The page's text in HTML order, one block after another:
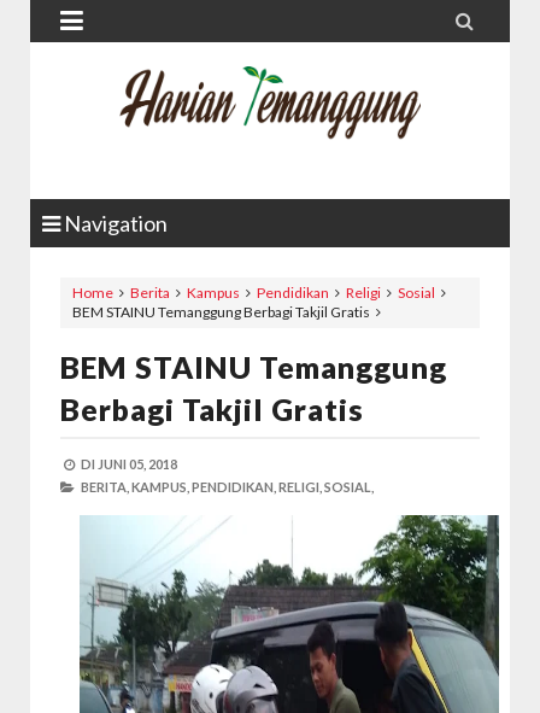
 
Navigation
Home Berita Kampus Pendidikan Religi
Sosial
BEM STAINU Temanggung Berbagi Takjil Gratis
BEM STAINU Temanggung
Berbagi Takjil Gratis
DI JUNI 05, 2018
BERITA, KAMPUS, PENDIDIKAN, RELIGI, SOSIAL,